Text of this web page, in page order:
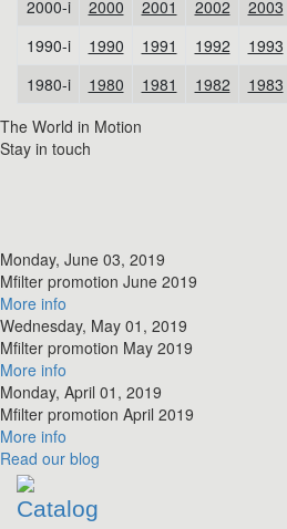
The World in Motion
Stay in touch
Monday, June 03, 2019
​Mfilter promotion June 2019
More info
Wednesday, May 01, 2019
​Mfilter promotion May 2019
More info
Monday, April 01, 2019
​Mfilter promotion April 2019
More info
Read our blog
Catalog